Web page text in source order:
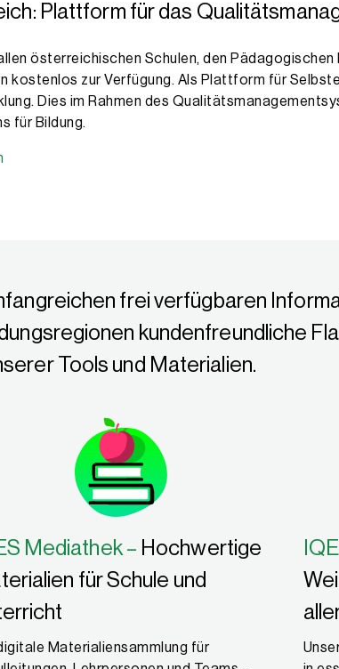
Plattform für das
österreichischen Schulen, den
kostenlos zur Verfügung. Als Plattform für
Dies im Rahmen des
für Bildung.
frei verfügbaren
kundenfreundliche
Tools und Materialien.
Mediathek – Hochwertige
für Schule und
Materialiensammlung für